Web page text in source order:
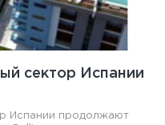
сектор Испании
Испании продолжают